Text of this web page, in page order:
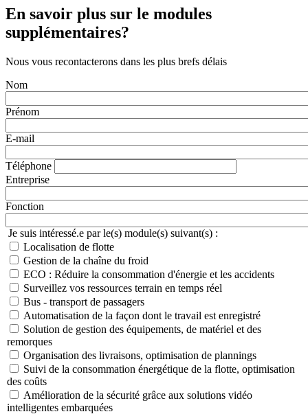
En savoir plus sur le modules
supplémentaires?
Nous vous recontacterons dans les plus brefs délais
Nom
Prénom
E-mail
Téléphone
Entreprise
Fonction
Je suis intéressé.e par le(s) module(s) suivant(s) :
Localisation de flotte
Gestion de la chaîne du froid
ECO : Réduire la consommation d'énergie et les accidents
Surveillez vos ressources terrain en temps réel
Bus - transport de passagers
Automatisation de la façon dont le travail est enregistré
Solution de gestion des équipements, de matériel et des
remorques
Organisation des livraisons, optimisation de plannings
Suivi de la consommation énergétique de la flotte, optimisation
des coûts
Amélioration de la sécurité grâce aux solutions vidéo
intelligentes embarquées